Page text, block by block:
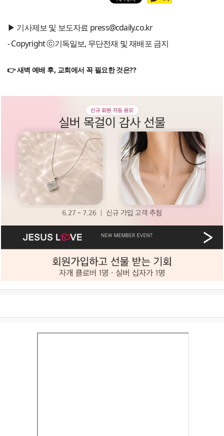
▶ 기사제보 및 보도자료 press@cdaily.co.kr
- Copyright ⓒ기독일보, 무단전재 및 재배포 금지
👉 새벽 예배 후, 교회에서 꼭 필요한 것은??